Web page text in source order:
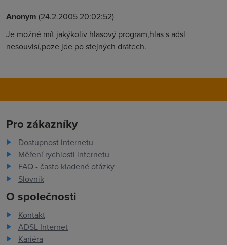
Anonym (24.2.2005 20:02:52)
Je možné mít jakýkoliv hlasový program,hlas s adsl
nesouvisí,poze jde po stejných drátech.
Pro zákazníky
Dostupnost internetu
Měření rychlosti internetu
FAQ - často kladené otázky
Slovník
O společnosti
Kontakt
ADSL Internet
Kariéra